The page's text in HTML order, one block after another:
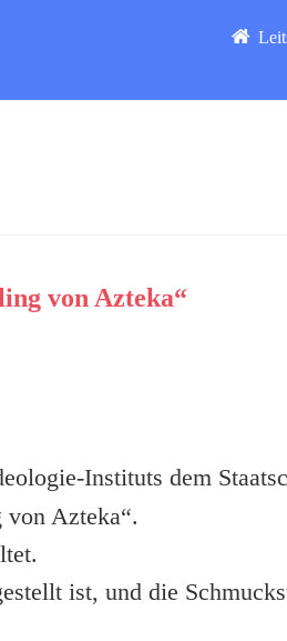
von Azteka“
Instituts dem
von Azteka“.
ist, und die